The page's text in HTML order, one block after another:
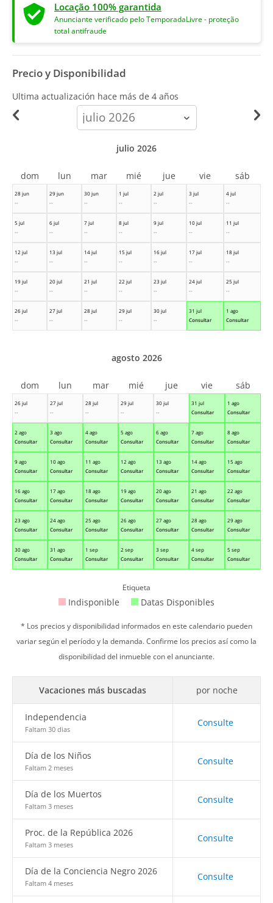
Locação 100% garantida
Anunciante verificado pelo TemporadaLivre - proteção
total antifraude
Precio y Disponibilidad
Ultima actualización hace más de 4 años
calendar-
month
28 jun
--
29 jun
--
30 jun
--
1 jul
--
2 jul
--
3 jul
--
4 jul
--
5 jul
--
6 jul
--
7 jul
--
8 jul
--
9 jul
--
10 jul
--
11 jul
--
12 jul
--
13 jul
--
14 jul
--
15 jul
--
16 jul
--
17 jul
--
18 jul
--
19 jul
--
20 jul
--
21 jul
--
22 jul
--
23 jul
--
24 jul
--
25 jul
--
26 jul
--
27 jul
--
28 jul
--
29 jul
--
30 jul
--
31 jul
Consultar
1 ago
Consultar
julio 2026
dom lun mar mié jue vie sáb
26 jul
--
27 jul
--
28 jul
--
29 jul
--
30 jul
--
31 jul
Consultar
1 ago
Consultar
2 ago
Consultar
3 ago
Consultar
4 ago
Consultar
5 ago
Consultar
6 ago
Consultar
7 ago
Consultar
8 ago
Consultar
9 ago
Consultar
10 ago
Consultar
11 ago
Consultar
12 ago
Consultar
13 ago
Consultar
14 ago
Consultar
15 ago
Consultar
16 ago
Consultar
17 ago
Consultar
18 ago
Consultar
19 ago
Consultar
20 ago
Consultar
21 ago
Consultar
22 ago
Consultar
23 ago
Consultar
24 ago
Consultar
25 ago
Consultar
26 ago
Consultar
27 ago
Consultar
28 ago
Consultar
29 ago
Consultar
30 ago
Consultar
31 ago
Consultar
1 sep
Consultar
2 sep
Consultar
3 sep
Consultar
4 sep
Consultar
5 sep
Consultar
agosto 2026
dom lun mar mié jue vie sáb
Etiqueta
Indisponible Datas Disponibles
* Los precios y disponibilidad informados en este calendario pueden
variar según el período y la demanda. Confirme los precios así como la
disponibilidad del inmueble con el anunciante.
Vacaciones más buscadas por noche
Independencia
Faltam 30 dias
Consulte
Día de los Niños
Faltam 2 meses
Consulte
Día de los Muertos
Faltam 3 meses
Consulte
Proc. de la República 2026
Faltam 3 meses
Consulte
Día de la Conciencia Negro 2026
Faltam 4 meses
Consulte